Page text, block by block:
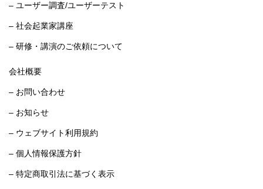
– ユーザー調査/ユーザーテスト
– 社会起業家講座
– 研修・講演のご依頼について
会社概要
– お問い合わせ
– お知らせ
– ウェブサイト利用規約
– 個人情報保護方針
– 特定商取引法に基づく表示